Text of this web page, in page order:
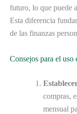
futuro, lo que puede
Esta diferencia
de las finanzas
Consejos para el
compras,
mensual